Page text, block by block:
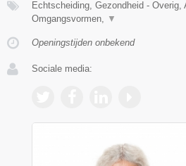
Echtscheiding, Gezondheid - Overig,
Omgangsvormen, ▼
Openingstijden onbekend
Sociale media: